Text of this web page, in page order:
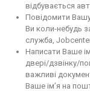
відбувається
Повідомити
Ви коли-небудь
служба,
Написати Ваше
двері/дзвінку/
важливі
Ваше ім’я на